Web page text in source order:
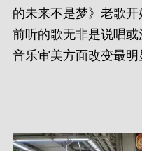
的未来不是梦》老歌
前听的歌无非是说唱
音乐审美方面改变最明